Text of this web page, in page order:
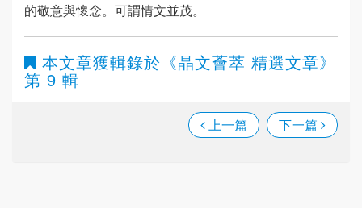
的敬意與懷念。可謂情文並茂。
本文章獲輯錄於 《晶文薈萃 精選文章》
第 9 輯
上一篇 下一篇